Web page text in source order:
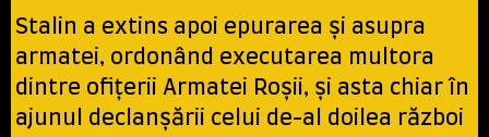
Stalin a extins apoi epurarea şi asupra
armatei, ordonând executarea multora
dintre ofiţerii Armatei Roşii, şi asta chiar în
ajunul declanşării celui de-al doilea război